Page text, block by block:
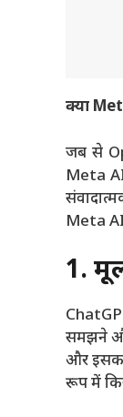
क्या
जब से
Meta
Meta
1.
समझने
और
रूप में